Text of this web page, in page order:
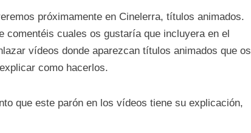
próximamente en Cinelerra, títulos animados.
comentéis cuales os gustaría que incluyera en el
vídeos donde aparezcan títulos animados que os
como hacerlos.
que este parón en los vídeos tiene su explicación,